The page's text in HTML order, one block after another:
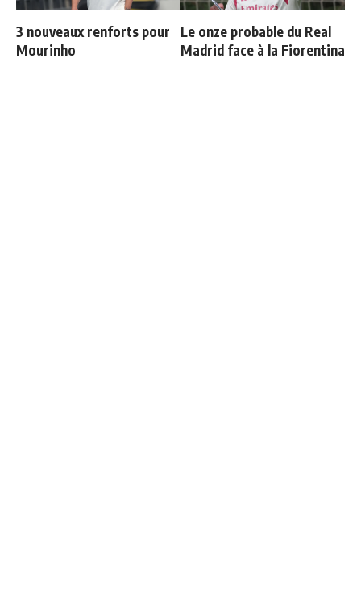
3 nouveaux renforts pour
Mourinho
Le onze probable du Real
Madrid face à la Fiorentina